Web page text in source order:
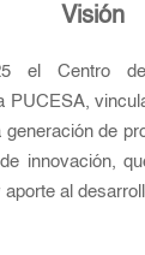
Visión
el Centro de
PUCESA,
generación de
innovación,
al